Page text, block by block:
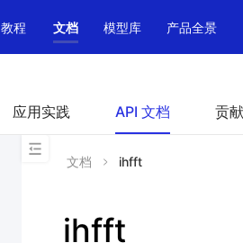
教程 文档 模型库 产品全景
应用实践 API 文档 贡
文档 ihfft
ihfft